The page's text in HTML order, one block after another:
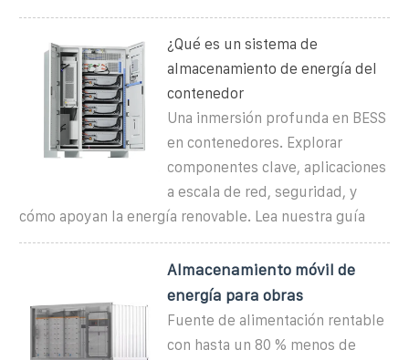
¿Qué es un sistema de
almacenamiento de energía del
contenedor
Una inmersión profunda en BESS
en contenedores. Explorar
componentes clave, aplicaciones
a escala de red, seguridad, y
cómo apoyan la energía renovable. Lea nuestra guía
Almacenamiento móvil de
energía para obras
Fuente de alimentación rentable
con hasta un 80 % menos de